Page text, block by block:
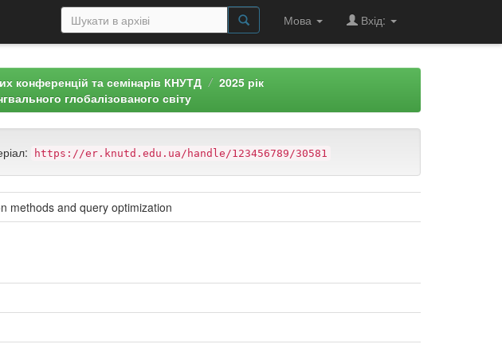
Мова Вхід:
конференцій та семінарів КНУТД
2025 рік
глобалізованого світу
https://er.knutd.edu.ua/handle/123456789/30581
methods and query optimization